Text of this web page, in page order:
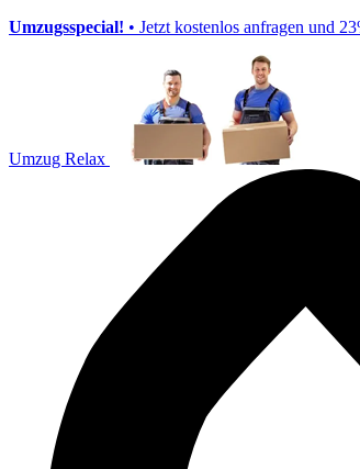
Umzugsspecial! • Jetzt kostenlos anfragen und
Umzug Relax